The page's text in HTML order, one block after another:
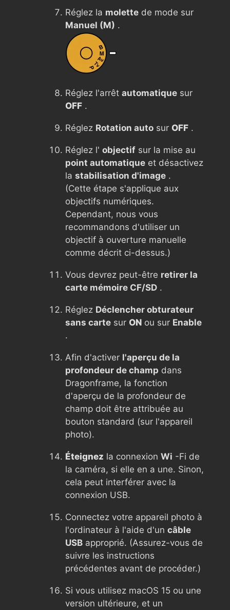
Réglez la molette de mode sur
Manuel (M) .
Réglez l'arrêt automatique sur
OFF .
Réglez Rotation auto sur OFF .
Réglez l' objectif sur la mise au
point automatique et désactivez
la stabilisation d'image .
(Cette étape s'applique aux
objectifs numériques.
Cependant, nous vous
recommandons d'utiliser un
objectif à ouverture manuelle
comme décrit ci-dessus.)
Vous devrez peut-être retirer la
carte mémoire CF/SD .
Réglez Déclencher obturateur
sans carte sur ON ou sur Enable
.
Afin d'activer l'aperçu de la
profondeur de champ dans
Dragonframe, la fonction
d'aperçu de la profondeur de
champ doit être attribuée au
bouton standard (sur l'appareil
photo).
Éteignez la connexion Wi -Fi de
la caméra, si elle en a une. Sinon,
cela peut interférer avec la
connexion USB.
Connectez votre appareil photo à
l'ordinateur à l'aide d'un câble
USB approprié. (Assurez-vous de
suivre les instructions
précédentes avant de procéder.)
Si vous utilisez macOS 15 ou une
version ultérieure, et un